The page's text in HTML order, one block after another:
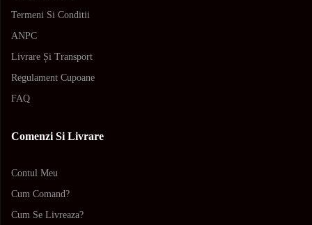
Termeni Si Conditii
ANPC
Livrare Și Transport
Regulament Cupoane
FAQ
Comenzi Si Livrare
Contul Meu
Cum Comand?
Cum Se Livreaza?